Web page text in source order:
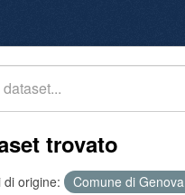
trovato
di origine: Comune di Genova